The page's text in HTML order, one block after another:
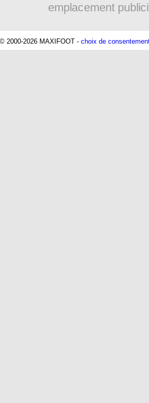
emplacement
2000-2026 MAXIFOOT - choix de